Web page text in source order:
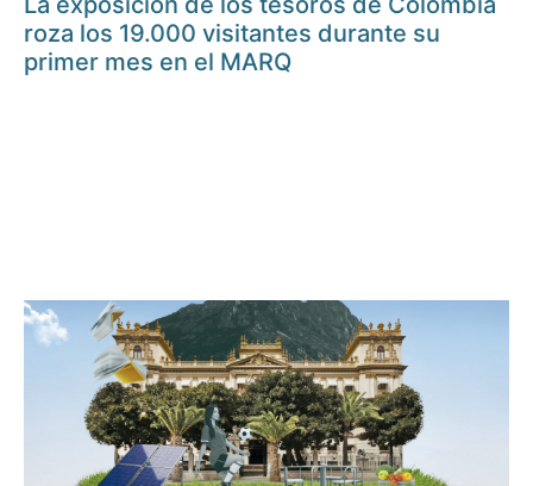
roza los 19.000 visitantes durante su
primer mes en el MARQ